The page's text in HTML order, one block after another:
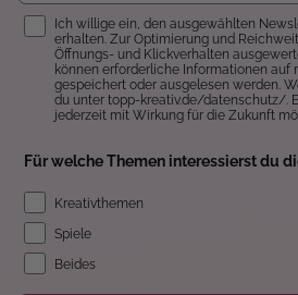
Einwilligung
Ich willige ein, den ausgewählten
erhalten. Zur Optimierung und
Öffnungs- und Klickverhalten
können erforderliche Informationen auf
gespeichert oder ausgelesen werden.
du unter topp-kreativ.de/datenschutz/.
jederzeit mit Wirkung für die Zukunft
Für welche Themen interessierst du
Kreativthemen
Spiele
Beides